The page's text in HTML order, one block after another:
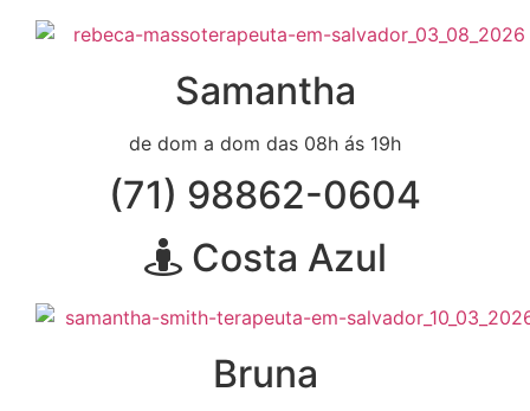
Samantha
de dom a dom das 08h ás 19h
(71) 98862-0604
Costa Azul
Bruna